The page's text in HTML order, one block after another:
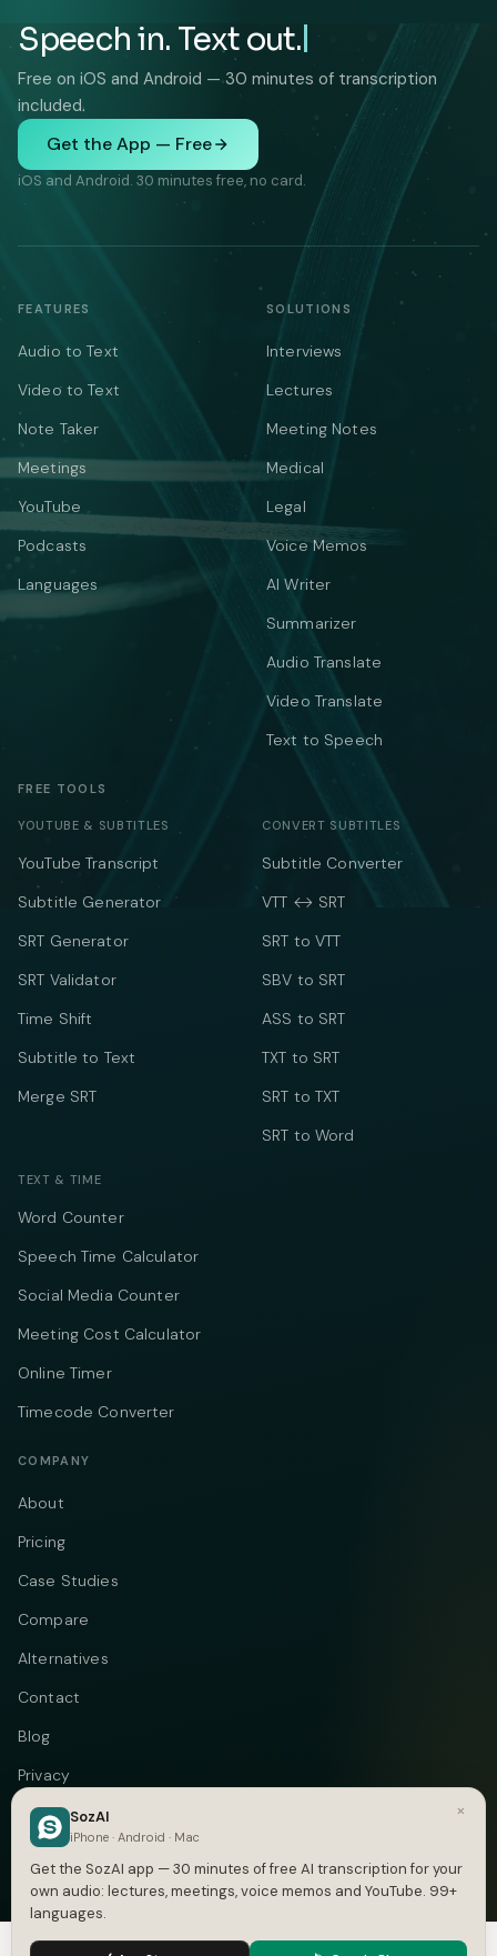
Speech in. Text out.
Free on iOS and Android — 30 minutes of transcription
included.
Get the App — Free
iOS and Android. 30 minutes free, no card.
FEATURES
Audio to Text
Video to Text
Note Taker
Meetings
YouTube
Podcasts
Languages
SOLUTIONS
Interviews
Lectures
Meeting Notes
Medical
Legal
Voice Memos
AI Writer
Summarizer
Audio Translate
Video Translate
Text to Speech
FREE TOOLS
YOUTUBE & SUBTITLES
YouTube Transcript
Subtitle Generator
SRT Generator
SRT Validator
Time Shift
Subtitle to Text
Merge SRT
CONVERT SUBTITLES
Subtitle Converter
VTT ↔ SRT
SRT to VTT
SBV to SRT
ASS to SRT
TXT to SRT
SRT to TXT
SRT to Word
TEXT & TIME
Word Counter
Speech Time Calculator
Social Media Counter
Meeting Cost Calculator
Online Timer
Timecode Converter
COMPANY
About
Pricing
Case Studies
Compare
Alternatives
Contact
Blog
Privacy
Terms
DMCA
We use cookies to enhance your experience.
×
SozAI
iPhone · Android · Mac
Get the SozAI app — 30 minutes of free AI transcription for your
own audio: lectures, meetings, voice memos and YouTube. 99+
languages.